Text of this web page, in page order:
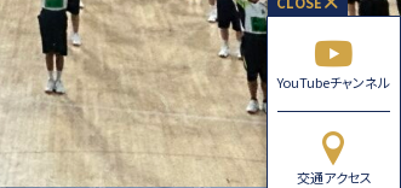
YouTubeチャンネル
交通アクセス